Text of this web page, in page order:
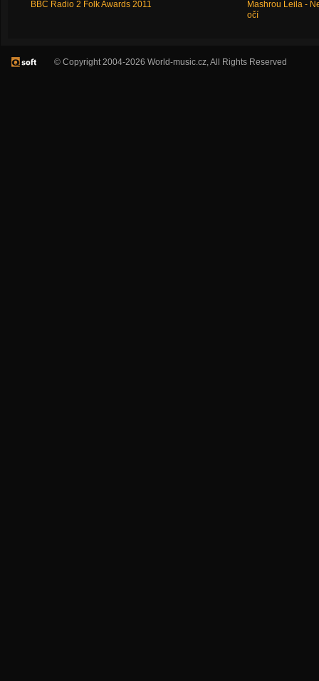
BBC Radio 2 Folk Awards 2011
Mashrou Leila -
očí
© Copyright 2004-2026 World-music.cz, All Rights Reserved